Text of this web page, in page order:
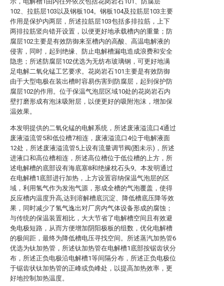
102、拉筋层103以及钢板104。钢板104及拉筋层103主要
作用是保护内两层，所述拉筋层103包括多排拉筋，上下
两排拉筋竖向错开设置，以便更好地承载槽内的重量；防
腐层102主要是有效防御来至槽内的高酸、高温电解液的
侵害，同时，起到绝缘、防止电解槽漏电造成浪费和安全
隐患；所述防腐层102优选为无纺布玻璃钢，可更好地满
足电解二氧化锰工艺要求。花岗岩石101主要是有效防御
由于大型电极在装出槽时容易伤害到防腐层，起到保护防
腐层102的作用。位于保温气泡层区域10处的花岗岩石内
壁打磨形成有泡沫吸附层，以便更好的吸附泡沫，增加保
温效果。
本发明提供的二氧化锰的电解系统，所述废液溢流口4通过
废液溢流管5和低位槽7相连，废液溢流口4位于电解液面
12处，所述废液溢流管5上设有流量调节阀(图未示)，所述
进液口和高位槽相连，所述高位槽位于低位槽的上方，所
述电解槽的底部设有海底塞8和绝缘枕石头9。本发明通过
在电解槽1底部进行加热，上方设置容纳保温气泡层的区
域，利用氢气作为发泡气源，形成全槽的气泡覆盖，使得
反应槽内温度升高,达到溶解槽底沉淀、降低槽底压降等效
果，同时减少了氢气逸出对厂房内气体设备形成的腐蚀；
与传统的保温装置相比，大大节省了电解槽空间且有效避
免电极短路，从而方便增加阴阳极板的组数，优化电解槽
的极间距，最终为降低槽电压寻找空间。所述蒸汽加热管6
优选为钛加热管，所述钛加热管在电解槽1底部按锯齿状分
布，所述正负电极沿电解槽1等间隔分布，所述正负电极位
于锯齿状钛加热管的正峰或负峰处，以提高加热效率，更
好地控制加热温度。